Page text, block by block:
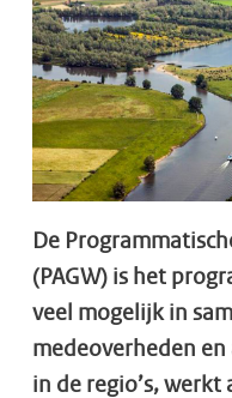
De
(PAGW) is het
veel mogelijk in
medeoverheden
in de regio’s,